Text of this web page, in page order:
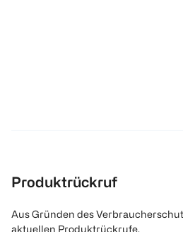
Produktrückruf
Aus Gründen des
aktuellen Produktrückrufe.